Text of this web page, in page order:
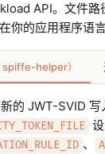
API。文件
你的应用程序语
spiffe-helper）
的 JWT-SVID 写
、